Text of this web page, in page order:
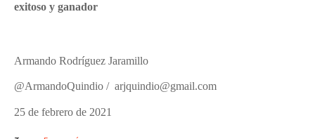
exitoso y ganador
Armando Rodríguez Jaramillo
@ArmandoQuindio / arjquindio@gmail.com
25 de febrero de 2021